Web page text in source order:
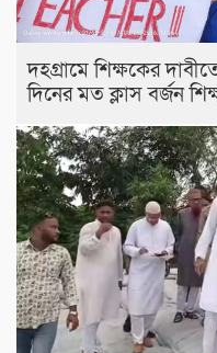
দহগ্রামে শিক্ষকের
দিনের মত ক্লাস বর্জন